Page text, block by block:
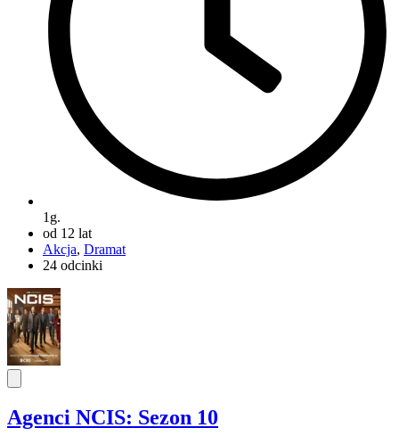
1g.
od 12 lat
Akcja, Dramat
24 odcinki
Agenci NCIS: Sezon 10